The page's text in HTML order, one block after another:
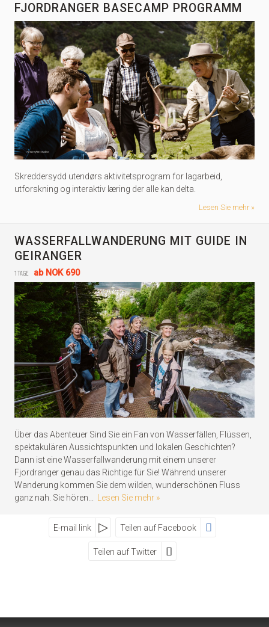
FJORDRANGER BASECAMP PROGRAMM
Skreddersydd utendørs aktivitetsprogram for lagarbeid,
utforskning og interaktiv læring der alle kan delta.
Lesen Sie mehr
WASSERFALLWANDERUNG MIT GUIDE IN
GEIRANGER
1 tage ab NOK 690
Über das Abenteuer Sind Sie ein Fan von Wasserfällen, Flüssen,
spektakulären Aussichtspunkten und lokalen Geschichten?
Dann ist eine Wasserfallwanderung mit einem unserer
Fjordranger genau das Richtige für Sie! Während unserer
Wanderung kommen Sie dem wilden, wunderschönen Fluss
ganz nah. Sie hören...
Lesen Sie mehr
E-mail link Teilen auf Facebook
Teilen auf Twitter